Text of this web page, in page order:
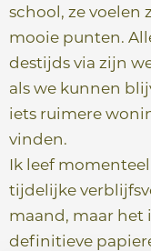
school, ze voelen
mooie punten.
destijds via zijn
als we kunnen
iets ruimere
vinden.
Ik leef
tijdelijke
maand, maar het
definitieve